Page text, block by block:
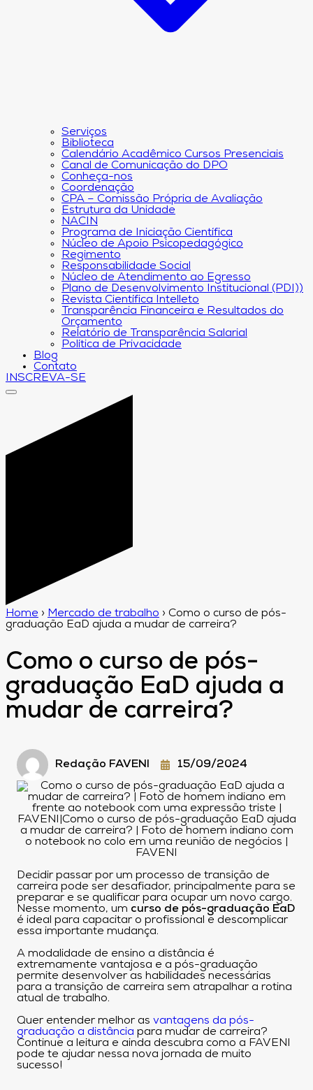
Serviços
Biblioteca
Calendário Acadêmico Cursos Presenciais
Canal de Comunicação do DPO
Conheça-nos
Coordenação
CPA – Comissão Própria de Avaliação
Estrutura da Unidade
NACIN
Programa de Iniciação Científica
Núcleo de Apoio Psicopedagógico
Regimento
Responsabilidade Social
Núcleo de Atendimento ao Egresso
Plano de Desenvolvimento Institucional (PDI))
Revista Científica Intelleto
Transparência Financeira e Resultados do
Orçamento
Relatório de Transparência Salarial
Política de Privacidade
Blog
Contato
INSCREVA-SE
Home › Mercado de trabalho › Como o curso de pós-
graduação EaD ajuda a mudar de carreira?
Como o curso de pós-
graduação EaD ajuda a
mudar de carreira?
Redação FAVENI 15/09/2024
Decidir passar por um processo de transição de
carreira pode ser desafiador, principalmente para se
preparar e se qualificar para ocupar um novo cargo.
Nesse momento, um curso de pós-graduação EaD
é ideal para capacitar o profissional e descomplicar
essa importante mudança.
A modalidade de ensino a distância é
extremamente vantajosa e a pós-graduação
permite desenvolver as habilidades necessárias
para a transição de carreira sem atrapalhar a rotina
atual de trabalho.
Quer entender melhor as vantagens da pós-
graduação a distância para mudar de carreira?
Continue a leitura e ainda descubra como a FAVENI
pode te ajudar nessa nova jornada de muito
sucesso!